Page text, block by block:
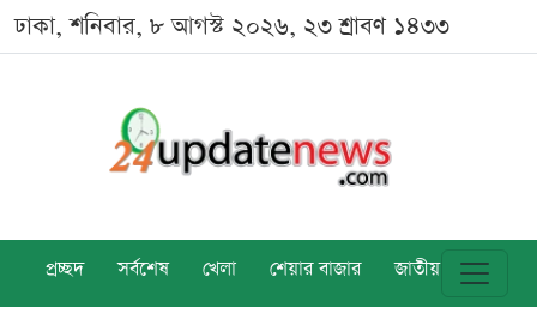
ঢাকা, শনিবার, ৮ আগস্ট ২০২৬, ২৩ শ্রাবণ ১৪৩৩
প্রচ্ছদ সর্বশেষ খেলা শেয়ার বাজার জাতীয় বিশ্ব